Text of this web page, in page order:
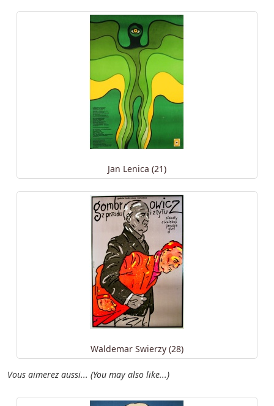
Jan Lenica (21)
Waldemar Swierzy (28)
Vous aimerez aussi... (You may also like...)